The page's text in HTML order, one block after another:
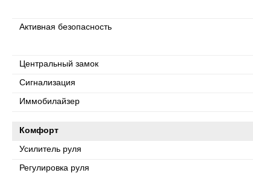
Активная безопасность
Центральный замок
Сигнализация
Иммобилайзер
Комфорт
Усилитель руля
Регулировка руля